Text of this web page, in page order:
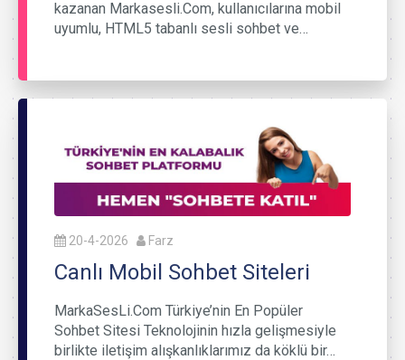
kazanan Markasesli.Com, kullanıcılarına mobil
uyumlu, HTML5 tabanlı sesli sohbet ve…
20-4-2026 Farz
Canlı Mobil Sohbet Siteleri
MarkaSesLi.Com Türkiye’nin En Popüler
Sohbet Sitesi Teknolojinin hızla gelişmesiyle
birlikte iletişim alışkanlıklarımız da köklü bir…